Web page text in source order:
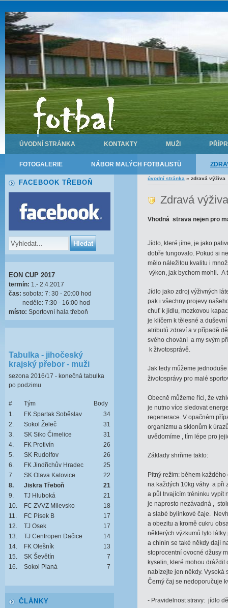
ÚVODNÍ STRÁNKA KONTAKTY MUŽI
FOTOGALERIE NÁBOR MALÝCH FOTBALISTŮ
úvodní stránka » zdravá výživa
Zdravá výživa
Vhodná strava nejen pro
Jídlo, které jíme, je jako
dobře fungovalo. Pokud si
mělo náležitou kvalitu i
výkon, jak bychom mohli. A
Jídlo jako zdroj výživných
pak i všechny projevy
chuť k jídlu, mozkovou
je klíčem k tělesné a
atributů zdraví a v případě
svého chování a my svým
k životosprávě.
Jak tedy můžeme
životosprávy pro malé
Obecně můžeme říci, že
je nutno více sledovat
regenerace. V opačném
organizmu a sklonům k
uvědomíme , tím lépe pro
Základy shrňme takto:
Pitný režim: během
na každých 10kg váhy a při
a půl trvajícím tréninku vypít
je naprosto nezávadná ,
a slabé bylinkové čaje.
a obezitu a kromě cukru
některých výzkumů tyto
a chinin se také někdy dají
stoprocentní ovocné džusy
kyselin, které mohou
nabízejte jen někdy.
Černý čaj se nedoporučuje
- Pravidelnost stravy: jídlo
FACEBOOK TŘEBOŇ
EON CUP 2017
termín: 1.- 2.4.2017
čas: sobota: 7: 30 - 20:00 hod
neděle: 7:30 - 16:00 hod
místo: Sportovní hala třeboň
Tabulka - jihočeský
krajský přebor - muži
sezona 2016/17 - konečná tabulka
po podzimu
# Tým
Body
1.
FK Spartak Soběslav
34
2.
Sokol Želeč
31
3.
SK Siko Čimelice
31
4.
FK Protivín
26
5.
SK Rudolfov
26
6.
FK Jindřichův Hradec
25
7.
SK Otava Katovice
22
8.
Jiskra Třeboň
21
9.
TJ Hluboká
21
10.
FC ZVVZ Milevsko
18
11.
FC Písek B
17
12.
TJ Osek
17
13.
TJ Centropen Dačice
14
14.
FK Olešník
13
15.
SK Ševětín
7
16.
Sokol Planá 7
ČLÁNKY